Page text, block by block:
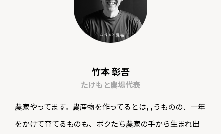
竹本 彰吾
たけもと農場代表
農家やってます。農産物を作ってるとは言うものの、一年
をかけて育てるものも、ボクたち農家の手から生まれ出